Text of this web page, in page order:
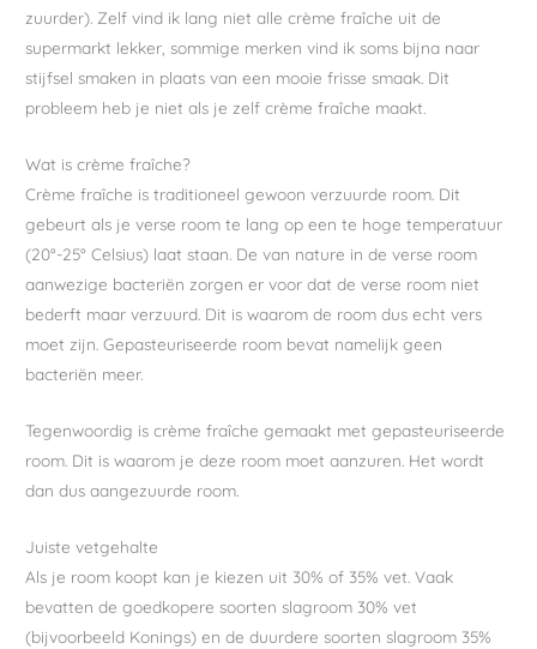
zuurder). Zelf vind ik lang niet alle crème fraîche uit de
supermarkt lekker, sommige merken vind ik soms bijna naar
stijfsel smaken in plaats van een mooie frisse smaak. Dit
probleem heb je niet als je zelf crème fraîche maakt.
Wat is crème fraîche?
Crème fraîche is traditioneel gewoon verzuurde room. Dit
gebeurt als je verse room te lang op een te hoge temperatuur
(20°-25° Celsius) laat staan. De van nature in de verse room
aanwezige bacteriën zorgen er voor dat de verse room niet
bederft maar verzuurd. Dit is waarom de room dus echt vers
moet zijn. Gepasteuriseerde room bevat namelijk geen
bacteriën meer.
Tegenwoordig is crème fraîche gemaakt met gepasteuriseerde
room. Dit is waarom je deze room moet aanzuren. Het wordt
dan dus aangezuurde room.
Juiste vetgehalte
Als je room koopt kan je kiezen uit 30% of 35% vet. Vaak
bevatten de goedkopere soorten slagroom 30% vet
(bijvoorbeeld Konings) en de duurdere soorten slagroom 35%